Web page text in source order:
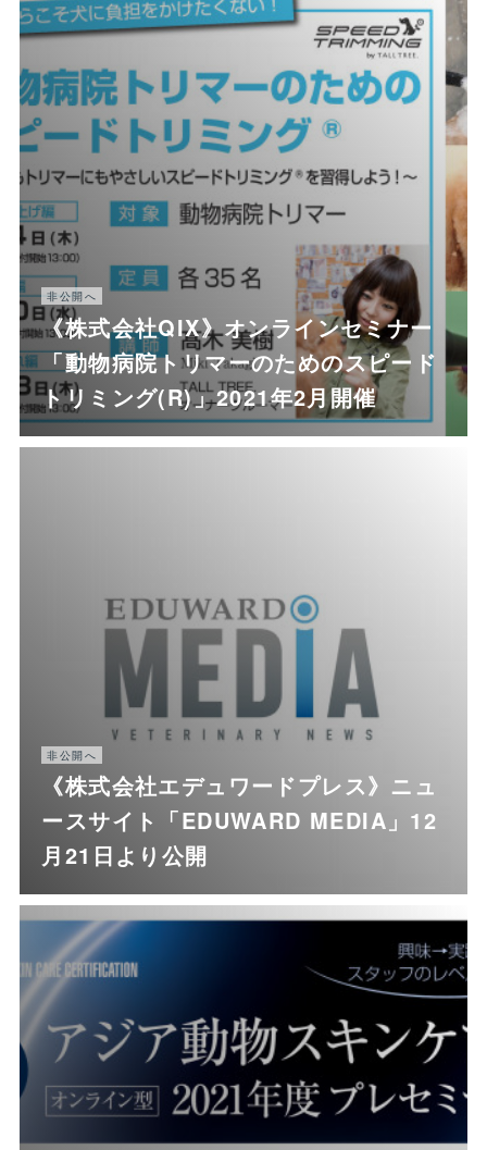
非公開へ
《株式会社QIX》オンラインセミナー
「動物病院トリマーのためのスピード
トリミング(R)」2021年2月開催
非公開へ
《株式会社エデュワードプレス》ニュ
ースサイト「EDUWARD MEDIA」12
月21日より公開